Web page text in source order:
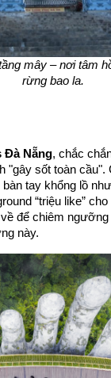
mây – nơi tâm
rừng bao la.
Đà Nẵng
"gây sốt toàn cầu".
tay khổng lồ
“triệu like”
để chiêm
này.